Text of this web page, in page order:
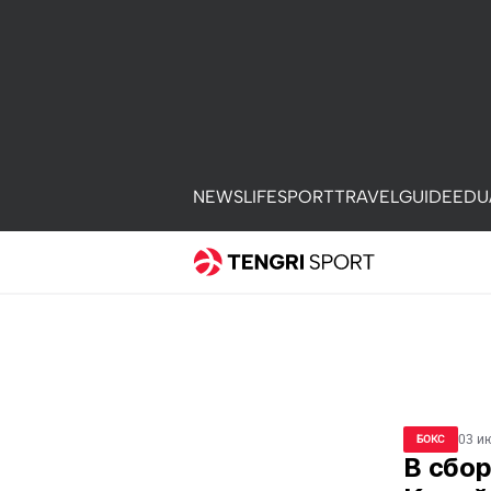
NEWSLIFESPORTTRAVELGUIDEEDU
БОКС 03
В